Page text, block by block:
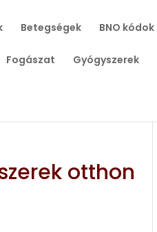
Betegségek BNO kódok
Fogászat Gyógyszerek
otthon